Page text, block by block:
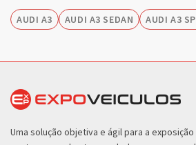
AUDI A3 AUDI A3 SEDAN AUDI A3
Uma solução objetiva e ágil para a